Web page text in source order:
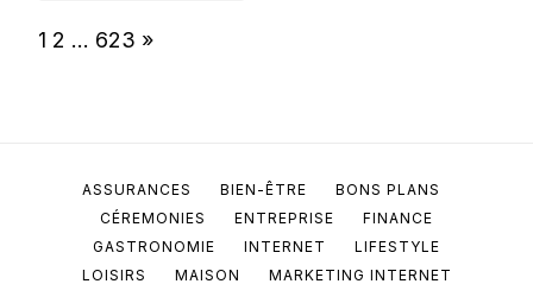
Page:
1 2 … 623 Next
»
ASSURANCES BIEN-ÊTRE
BONS PLANS
CÉREMONIES
ENTREPRISE
FINANCE
GASTRONOMIE
INTERNET
LIFESTYLE
LOISIRS
MAISON MARKETING INTERNET